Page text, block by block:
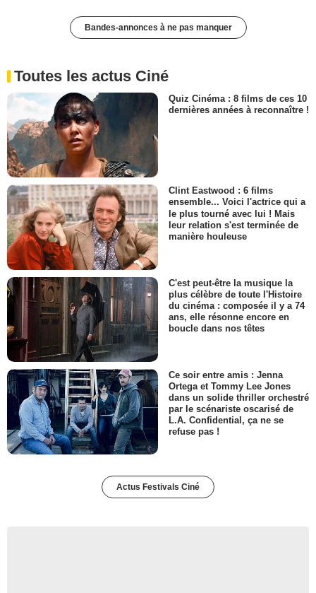
Bandes-annonces à ne pas manquer
Toutes les actus Ciné
Quiz Cinéma : 8 films de ces 10
dernières années à reconnaître !
Clint Eastwood : 6 films
ensemble... Voici l'actrice qui a
le plus tourné avec lui ! Mais
leur relation s'est terminée de
manière houleuse
C'est peut-être la musique la
plus célèbre de toute l'Histoire
du cinéma : composée il y a 74
ans, elle résonne encore en
boucle dans nos têtes
Ce soir entre amis : Jenna
Ortega et Tommy Lee Jones
dans un solide thriller orchestré
par le scénariste oscarisé de
L.A. Confidential, ça ne se
refuse pas !
Actus Festivals Ciné